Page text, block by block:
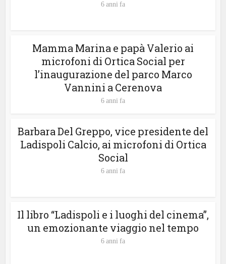
6 anni fa
Mamma Marina e papà Valerio ai
microfoni di Ortica Social per
l’inaugurazione del parco Marco
Vannini a Cerenova
6 anni fa
Barbara Del Greppo, vice presidente del
Ladispoli Calcio, ai microfoni di Ortica
Social
6 anni fa
Il libro “Ladispoli e i luoghi del cinema”,
un emozionante viaggio nel tempo
6 anni fa